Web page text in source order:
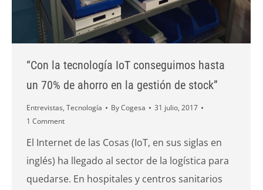
“Con la tecnología IoT conseguimos hasta
un 70% de ahorro en la gestión de stock”
Entrevistas, Tecnología ByCogesa
31 julio, 2017
1 Comment
El Internet de las Cosas (IoT, en sus siglas en
inglés) ha llegado al sector de la logística para
quedarse. En hospitales y centros sanitarios